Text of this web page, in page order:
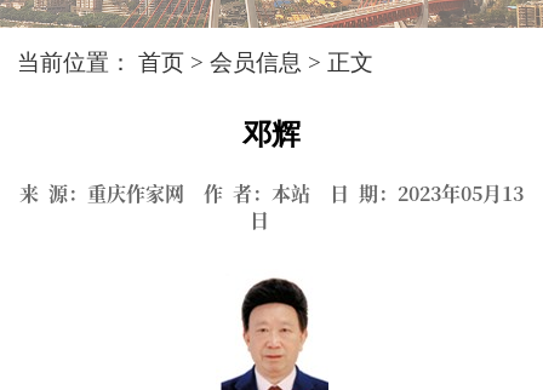
当前位置：首页 >会员信息 > 正文
邓辉
来 源：重庆作家网 作 者：本站 日 期：2023年05月13
日